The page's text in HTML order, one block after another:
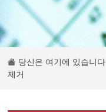
연락하다
당신은 여기에 있습니
제거